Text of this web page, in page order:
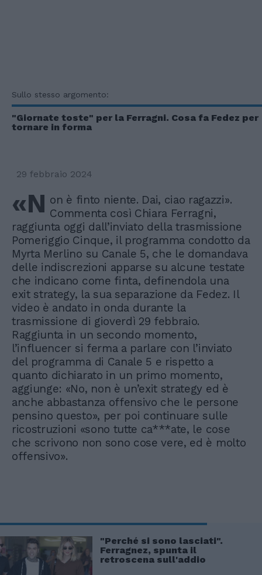
Sullo stesso argomento:
"Giornate toste" per la Ferragni. Cosa fa Fedez per
tornare in forma
29 febbraio 2024
«N on è finto niente. Dai, ciao ragazzi».
Commenta così Chiara Ferragni,
raggiunta oggi dall’inviato della trasmissione
Pomeriggio Cinque, il programma condotto da
Myrta Merlino su Canale 5, che le domandava
delle indiscrezioni apparse su alcune testate
che indicano come finta, definendola una
exit strategy, la sua separazione da Fedez. Il
video è andato in onda durante la
trasmissione di gioverdì 29 febbraio.
Raggiunta in un secondo momento,
l’influencer si ferma a parlare con l’inviato
del programma di Canale 5 e rispetto a
quanto dichiarato in un primo momento,
aggiunge: «No, non è un’exit strategy ed è
anche abbastanza offensivo che le persone
pensino questo», per poi continuare sulle
ricostruzioni «sono tutte ca***ate, le cose
che scrivono non sono cose vere, ed è molto
offensivo».
"Perché si sono lasciati".
Ferragnez, spunta il
retroscena sull'addio